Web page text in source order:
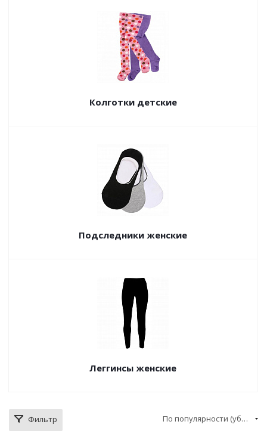
Колготки детские
Подследники женские
Леггинсы женские
Фильтр По популярности (убывание)